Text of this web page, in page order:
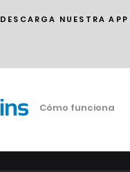
DESCARGA NUESTRA APP
Cómo funciona